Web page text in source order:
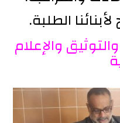
الطلبة.
والإعلام